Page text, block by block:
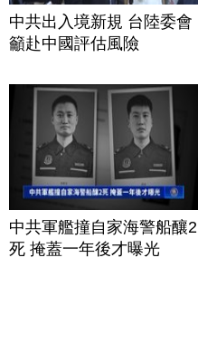
中共出入境新規 台陸委會
籲赴中國評估風險
中共軍艦撞自家海警船釀2
死 掩蓋一年後才曝光